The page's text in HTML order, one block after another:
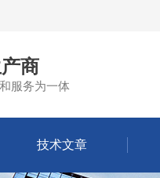
商
服务为一体
技术文章